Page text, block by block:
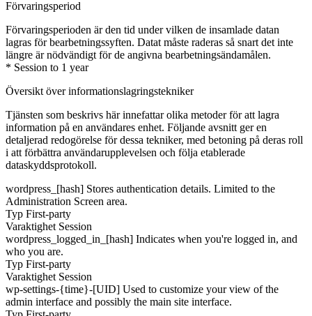
Förvaringsperiod
Förvaringsperioden är den tid under vilken de insamlade datan
lagras för bearbetningssyften. Datat måste raderas så snart det inte
längre är nödvändigt för de angivna bearbetningsändamålen.
* Session to 1 year
Översikt över informationslagringstekniker
Tjänsten som beskrivs här innefattar olika metoder för att lagra
information på en användares enhet. Följande avsnitt ger en
detaljerad redogörelse för dessa tekniker, med betoning på deras roll
i att förbättra användarupplevelsen och följa etablerade
dataskyddsprotokoll.
wordpress_[hash] Stores authentication details. Limited to the
Administration Screen area.
Typ First-party
Varaktighet Session
wordpress_logged_in_[hash] Indicates when you're logged in, and
who you are.
Typ First-party
Varaktighet Session
wp-settings-{time}-[UID] Used to customize your view of the
admin interface and possibly the main site interface.